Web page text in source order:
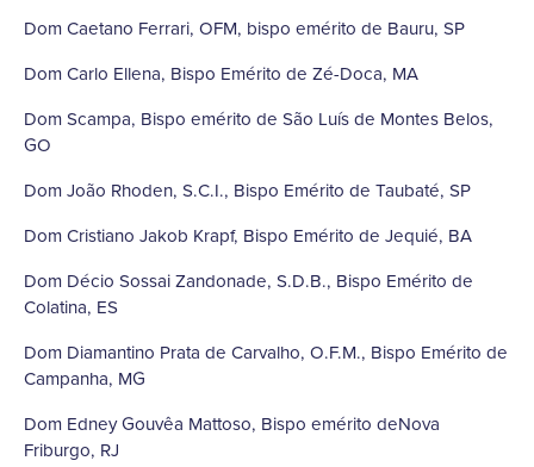
Dom Caetano Ferrari, OFM, bispo emérito de Bauru, SP
Dom Carlo Ellena, Bispo Emérito de Zé-Doca, MA
Dom Scampa, Bispo emérito de São Luís de Montes Belos,
GO
Dom João Rhoden, S.C.I., Bispo Emérito de Taubaté, SP
Dom Cristiano Jakob Krapf, Bispo Emérito de Jequié, BA
Dom Décio Sossai Zandonade, S.D.B., Bispo Emérito de
Colatina, ES
Dom Diamantino Prata de Carvalho, O.F.M., Bispo Emérito de
Campanha, MG
Dom Edney Gouvêa Mattoso, Bispo emérito deNova
Friburgo, RJ